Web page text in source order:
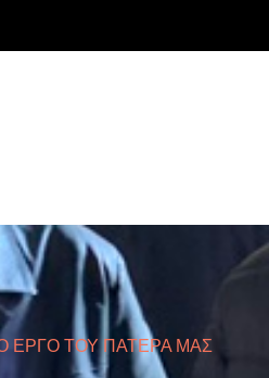
ΕΡΓΟ ΤΟΥ ΠΑΤΕΡΑ ΜΑΣ